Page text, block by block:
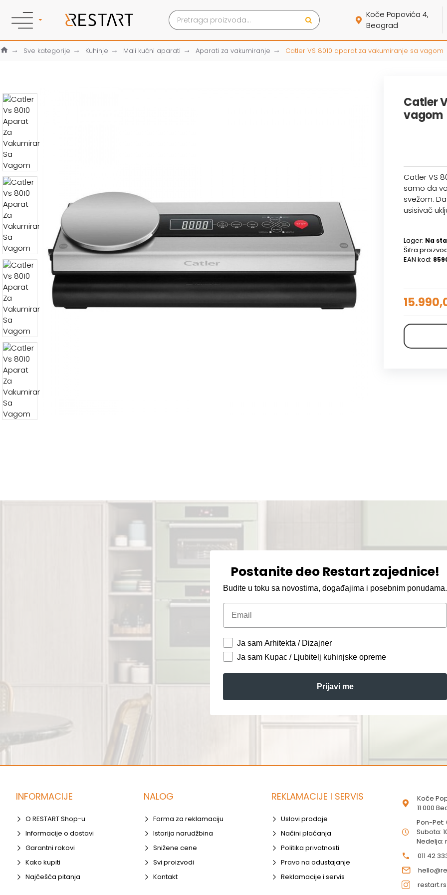
Koče Popovića 4,
Beograd
Sve kategorije Kuhinje Mali kućni aparati Aparati za vakumiranje Catler VS 8010 aparat za vakumiranje sa vagom
Catler
vagom
Catler VS
samo da
svežom.
usisivač
Lager: Na
Šifra
EAN kod:
Postanite deo Restart zajednice!
Budite u toku sa novostima, događajima i posebnim ponudama.
Email
Ja sam Arhitekta / Dizajner
Ja sam Kupac / Ljubitelj kuhinjske opreme
Prijavi me
INFORMACIJE
O RESTART Shop-u
Informacije o dostavi
Garantni rokovi
Kako kupiti
Najčešća pitanja
NALOG
Forma za reklamaciju
Istorija narudžbina
Snižene cene
Svi proizvodi
Kontakt
REKLAMACIJE I SERVIS
Uslovi prodaje
Načini plaćanja
Politika privatnosti
Pravo na odustajanje
Reklamacije i servis
Koče
11 000
Pon-Pet:
Subota:
Nedelja:
011 42
restart.rs